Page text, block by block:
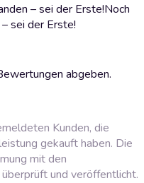
– sei der Erste!Noch
sei der Erste!
abgeben.
Kunden, die
gekauft haben. Die
mit den
und veröffentlicht.